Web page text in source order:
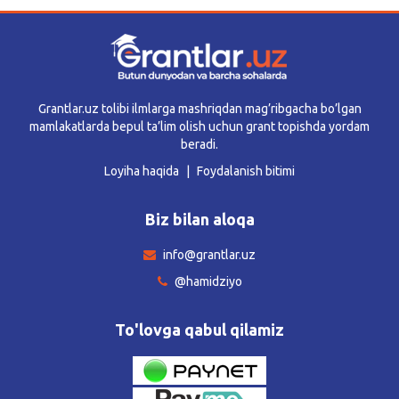
Grantlar.uz tolibi ilmlarga mashriqdan mag’ribgacha bo’lgan
mamlakatlarda bepul ta’lim olish uchun grant topishda yordam
beradi.
Loyiha haqida
Foydalanish bitimi
Biz bilan aloqa
info@grantlar.uz
@hamidziyo
To'lovga qabul qilamiz